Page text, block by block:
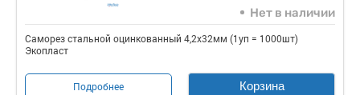
Нет в наличии
Саморез стальной оцинкованный 4,2x32мм (1уп = 1000шт)
Экопласт
Подробнее Корзина